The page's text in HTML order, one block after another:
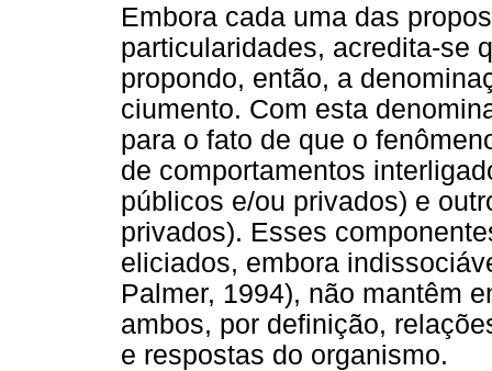
Embora cada uma das
particularidades, acredita-se
propondo, então, a
ciumento. Com esta
para o fato de que o
de comportamentos
públicos e/ou privados) e
privados). Esses
eliciados, embora
Palmer, 1994), não mantêm
ambos, por definição,
e respostas do organismo.